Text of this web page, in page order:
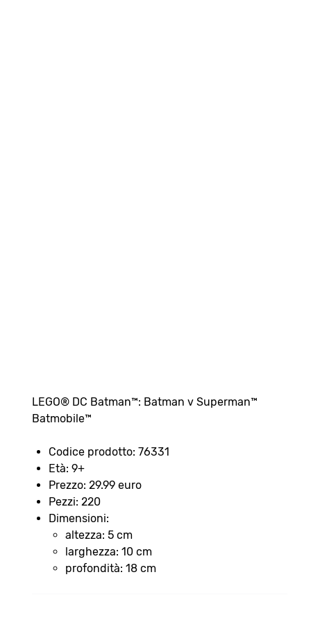
LEGO® DC Batman™: Batman v Superman™
Batmobile™
Codice prodotto: 76331
Età: 9+
Prezzo: 29.99 euro
Pezzi: 220
Dimensioni:
altezza: 5 cm
larghezza: 10 cm
profondità: 18 cm